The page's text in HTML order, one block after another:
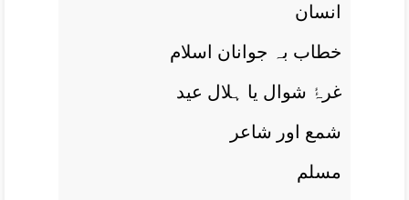
انسان
خطاب بہ جوانان اسلام
غرۂٔ شوال يا ہلال عيد
شمع اور شاعر
مسلم